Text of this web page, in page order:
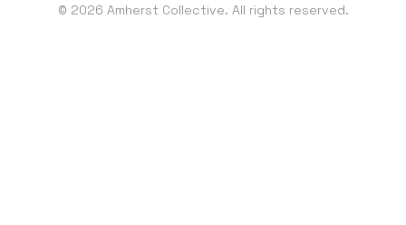
© 2026 Amherst Collective. All rights reserved.